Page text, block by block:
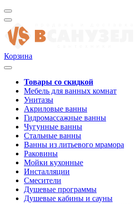
Корзина
Товары со скидкой
Мебель для ванных комнат
Унитазы
Акриловые ванны
Гидромассажные ванны
Чугунные ванны
Стальные ванны
Ванны из литьевого мрамора
Раковины
Мойки кухонные
Инсталляции
Смесители
Душевые программы
Душевые кабины и сауны